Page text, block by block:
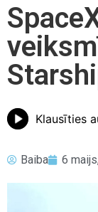
Klausīties
Baiba 6